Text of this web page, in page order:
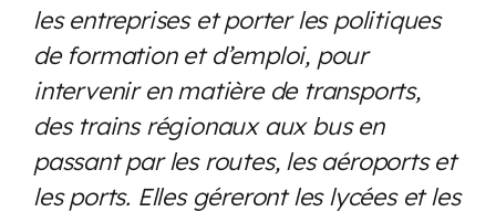
les entreprises et porter les politiques
de formation et d’emploi, pour
intervenir en matière de transports,
des trains régionaux aux bus en
passant par les routes, les aéroports et
les ports. Elles géreront les lycées et les